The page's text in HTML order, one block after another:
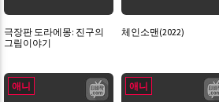
극장판 도라에몽: 진구의
그림이야기
체인소맨(2022)
애니 애니